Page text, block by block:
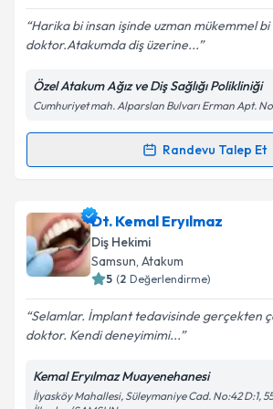
Kişisel verilerimin işlenmesine
Metni'ni okudum ve kişisel
kapsamda işlenmesini kabul
Harika bi insan işinde uzman mükemmel bi
doktor.Atakumda diş üzerine...
Özel Atakum Ağız ve Diş Sağlığı Polikliniği
Cumhuriyet mah. Alparslan Bulvarı Erman Apt.
Randevu Talep Et
Randevu Takvimi Talebi
Dt. Erman Ürer için randevu
Size bu uzmandan randevu almanız
hazırlandığında e-posta ile
Kişisel verilerimin işlenmesine
Metni'ni okudum ve kişisel
Dt. Kemal Eryılmaz
Diş Hekimi
Samsun, Atakum
5 (2 Değerlendirme)
Selamlar. İmplant tedavisinde gerçekten
doktor. Kendi deneyimimi...
Kemal Eryılmaz Muayenehanesi
İlyasköy Mahallesi, Süleymaniye Cad. No:42 D:1,